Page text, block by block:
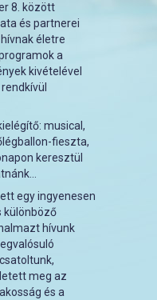
8. között
és partnerei
életre
a
kivételével
musical,
fieszta,
keresztül
egy ingyenesen
különböző
hívunk
meg az
és a